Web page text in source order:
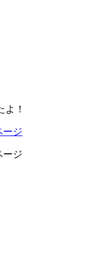
！
ジ
ジ